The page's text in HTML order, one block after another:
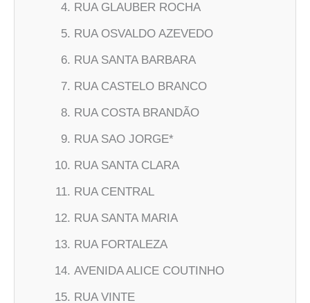
RUA GLAUBER ROCHA
RUA OSVALDO AZEVEDO
RUA SANTA BARBARA
RUA CASTELO BRANCO
RUA COSTA BRANDÃO
RUA SAO JORGE*
RUA SANTA CLARA
RUA CENTRAL
RUA SANTA MARIA
RUA FORTALEZA
AVENIDA ALICE COUTINHO
RUA VINTE